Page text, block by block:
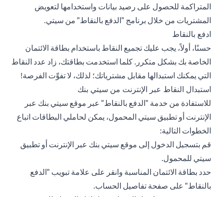
المتراكمة للحصول على رصيد بيانات واستخدامها لتعويض
المشتريات من خلال برنامج "الدفع بالنقاط" من سيتي.
ادفع بالنقاط
حسنًا، أولاً، يجب عليك تجميع النقاط باستخدام بطاقة الائتمان
الخاصة بك بشكل متكرر. كلما استخدمت بطاقتك، زاد عدد النقاط
التي يمكنك استبدالها مقابل مشترياتك؛ لذلك، لا تفوِّت الفرصة!
استبدال النقاط عبر الإنترنت من سيتي بنك
للاستفادة من خدمة "الدفع بالنقاط" عبر موقع سيتي بنك عبر
الإنترنت أو تطبيق سيتي المحمول، يمكن لحاملي البطاقات اتباع
الخطوات التالية:
قم بتسجيل الدخول إلى موقع سيتي بنك عبر الإنترنت أو تطبيق
سيتي للمحمول.
حدد بطاقة الائتمان المناسبة وانقر على علامة تبويب "الدفع
بالنقاط" على صفحة تفاصيل الحساب.